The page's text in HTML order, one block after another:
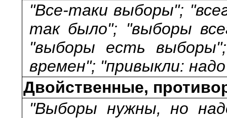
"Все-таки выборы";
так было"; "выборы
"выборы есть
времен"; "привыкли:
Двойственные,
"Выборы нужны, но